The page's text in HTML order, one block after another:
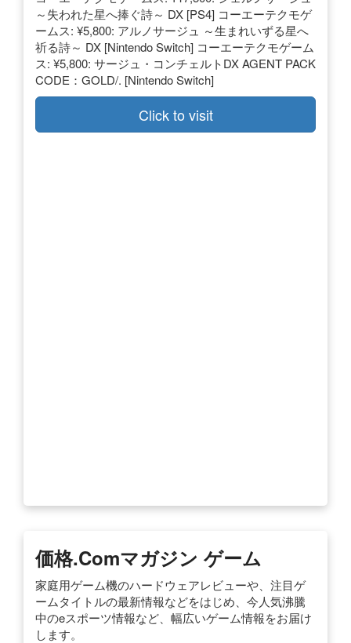
～失われた星へ捧ぐ詩～ DX [PS4] コーエーテクモゲ
ームス: ¥5,800: アルノサージュ ～生まれいずる星へ
祈る詩～ DX [Nintendo Switch] コーエーテクモゲーム
ス: ¥5,800: サージュ・コンチェルトDX AGENT PACK
CODE：GOLD/. [Nintendo Switch]
Click to visit
価格.comマガジン ゲーム
家庭用ゲーム機のハードウェアレビューや、注目ゲ
ームタイトルの最新情報などをはじめ、今人気沸騰
中のeスポーツ情報など、幅広いゲーム情報をお届け
します。